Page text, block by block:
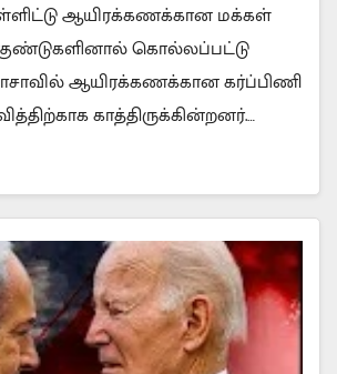
ஆயிரக்கணக்கான மக்கள்
கொல்லப்பட்டு
ஆயிரக்கணக்கான கர்ப்பிணி
காத்திருக்கின்றனர்.…